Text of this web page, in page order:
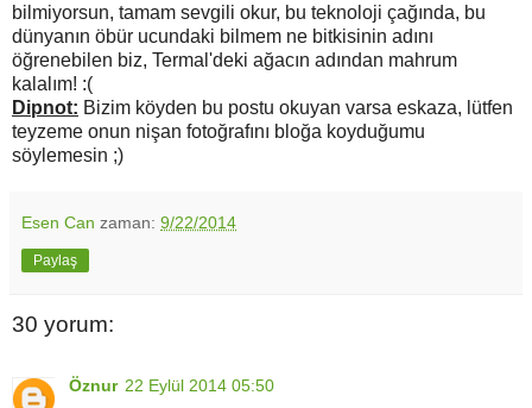
bilmiyorsun, tamam sevgili okur, bu teknoloji çağında, bu
dünyanın öbür ucundaki bilmem ne bitkisinin adını
öğrenebilen biz, Termal'deki ağacın adından mahrum
kalalım! :(
Dipnot: Bizim köyden bu postu okuyan varsa eskaza, lütfen
teyzeme onun nişan fotoğrafını bloğa koyduğumu
söylemesin ;)
Esen Can zaman: 9/22/2014
Paylaş
30 yorum:
Öznur 22 Eylül 2014 05:50